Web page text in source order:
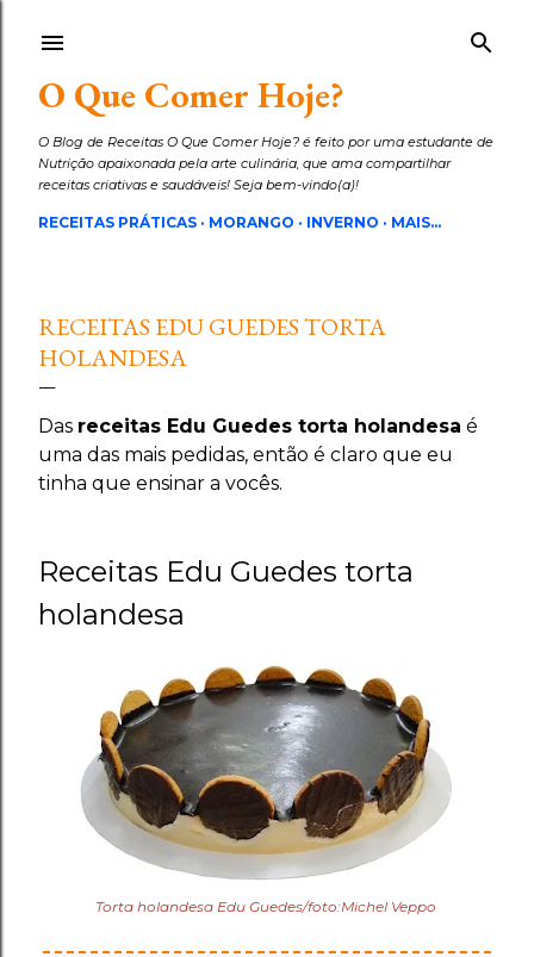
O Que Comer Hoje?
O Blog de Receitas O Que Comer Hoje? é feito por uma estudante de
Nutrição apaixonada pela arte culinária, que ama compartilhar
receitas criativas e saudáveis! Seja bem-vindo(a)!
RECEITAS PRÁTICAS MORANGO INVERNO MAIS…
RECEITAS EDU GUEDES TORTA
HOLANDESA
Das receitas Edu Guedes torta holandesa é
uma das mais pedidas, então é claro que eu
tinha que ensinar a vocês.
Receitas Edu Guedes torta
holandesa
Torta holandesa Edu Guedes/foto:Michel Veppo